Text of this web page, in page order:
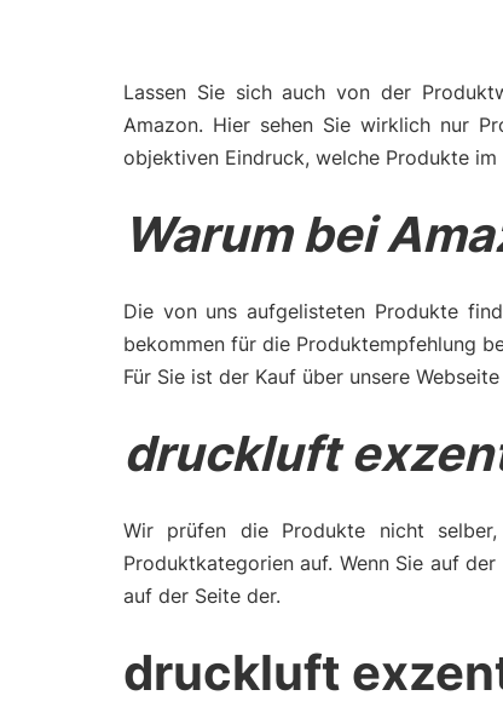
Lassen Sie sich auch von der
Amazon. Hier sehen Sie wirklich nur
objektiven Eindruck, welche Produkte
Warum bei
Die von uns aufgelisteten Produkte
bekommen für die Produktempfehlung
Für Sie ist der Kauf über unsere
druckluft
Wir prüfen die Produkte nicht
Produktkategorien auf. Wenn Sie auf
auf der Seite der.
druckluft